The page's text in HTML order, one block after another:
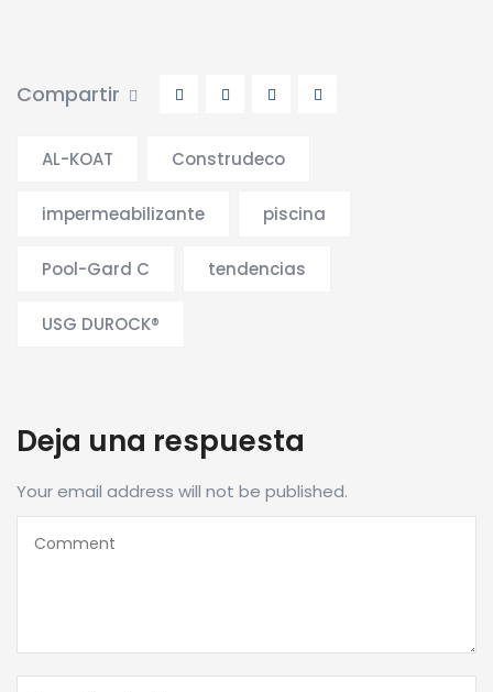
Compartir
AL-KOAT Construdeco
impermeabilizante piscina
Pool-Gard C tendencias
USG DUROCK®
Deja una respuesta
Your email address will not be published.